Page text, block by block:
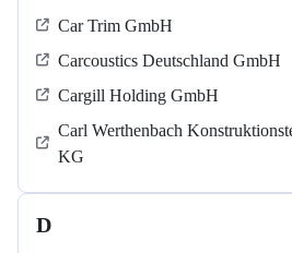
Car Trim GmbH
Carcoustics Deutschland GmbH
Cargill Holding GmbH
Carl Werthenbach
KG
D